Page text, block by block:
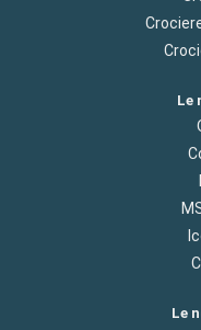
Le
Le